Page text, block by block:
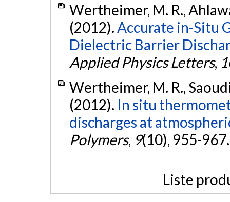
Wertheimer, M. R.,
(2012). Accurate in-Situ
Dielectric Barrier
Applied Physics Letters,
Wertheimer, M. R.,
(2012). In situ
discharges at
Polymers, 9(10), 955-
Liste